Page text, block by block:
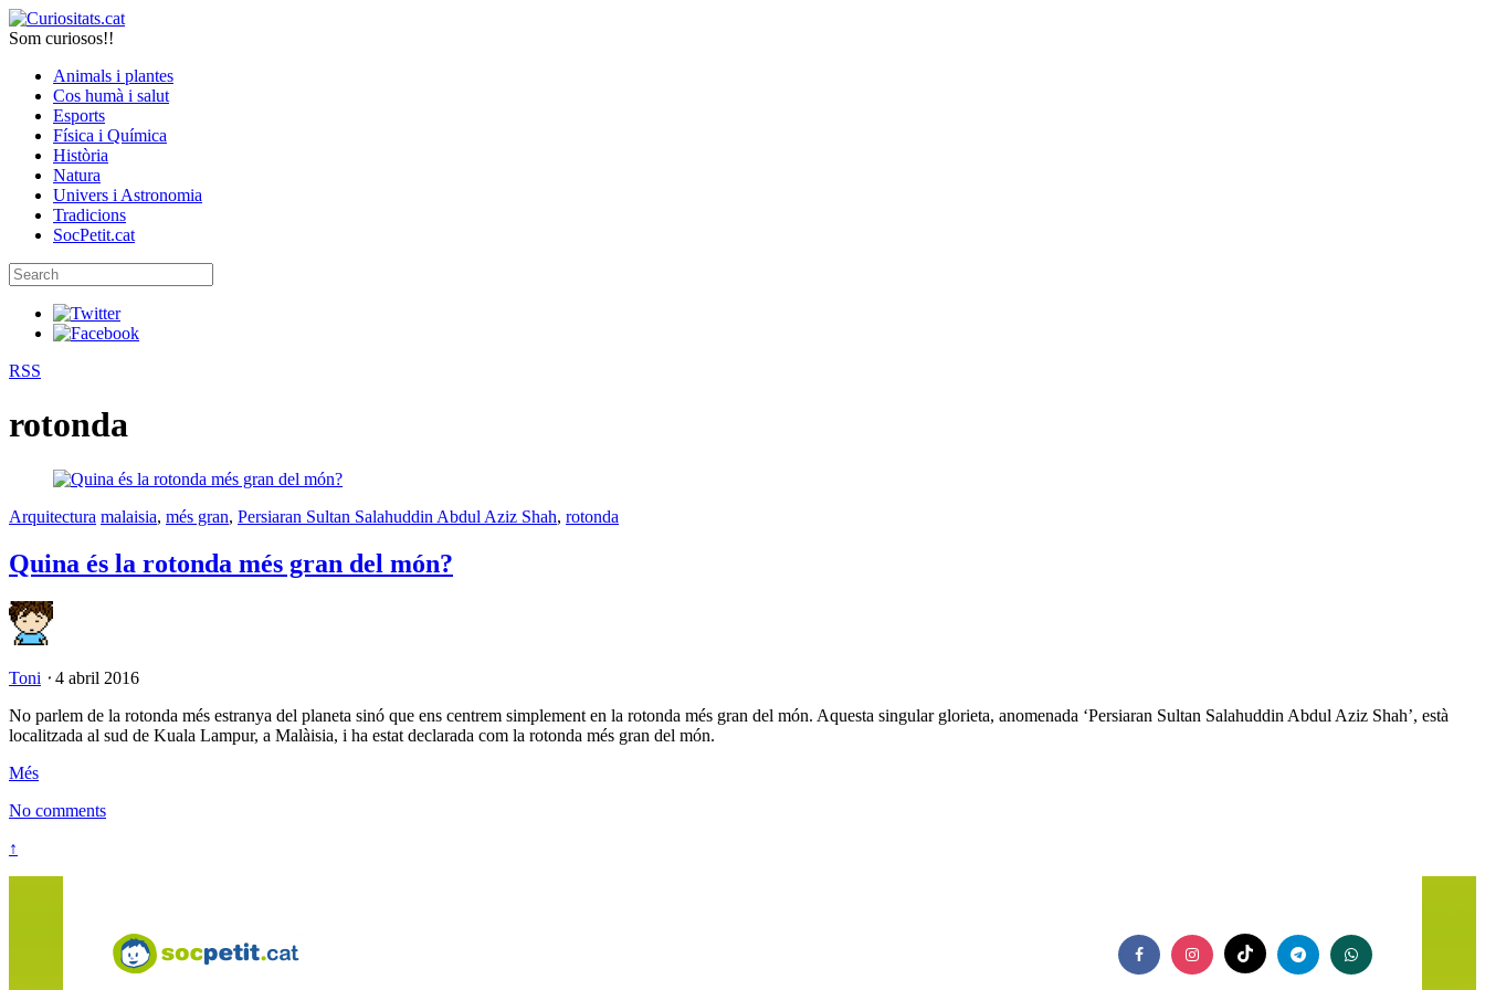
Som curiosos!!
Animals i plantes
Cos humà i salut
Esports
Física i Química
Història
Natura
Univers i Astronomia
Tradicions
SocPetit.cat
RSS
rotonda
Arquitectura malaisia, més gran, Persiaran Sultan Salahuddin Abdul Aziz Shah, rotonda
Quina és la rotonda més gran del món?
Toni ⋅ 4 abril 2016
No parlem de la rotonda més estranya del planeta sinó que ens centrem simplement en la rotonda més gran del món. Aquesta singular glorieta, anomenada ‘Persiaran Sultan Salahuddin Abdul Aziz Shah’, està
localitzada al sud de Kuala Lampur, a Malàisia, i ha estat declarada com la rotonda més gran del món.
Més
No comments
↑